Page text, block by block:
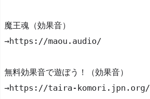
魔王魂（効果音）
→https://maou.audio/
無料効果音で遊ぼう！（効果音）
→https://taira-komori.jpn.org/